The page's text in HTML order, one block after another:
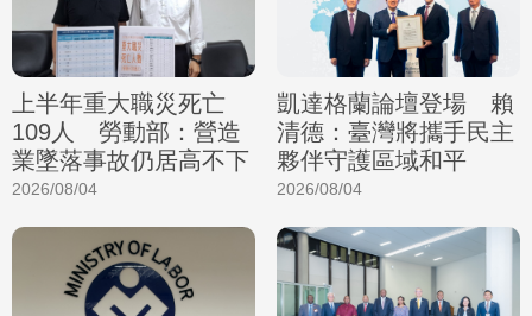
上半年重大職災死亡
109人 勞動部：營造
業墜落事故仍居高不下
2026/08/04
凱達格蘭論壇登場 賴
清德：臺灣將攜手民主
夥伴守護區域和平
2026/08/04